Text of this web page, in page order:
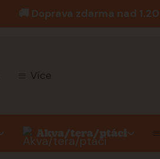
🚚 Doprava zdarma nad
Více
Akva/tera/ptáci